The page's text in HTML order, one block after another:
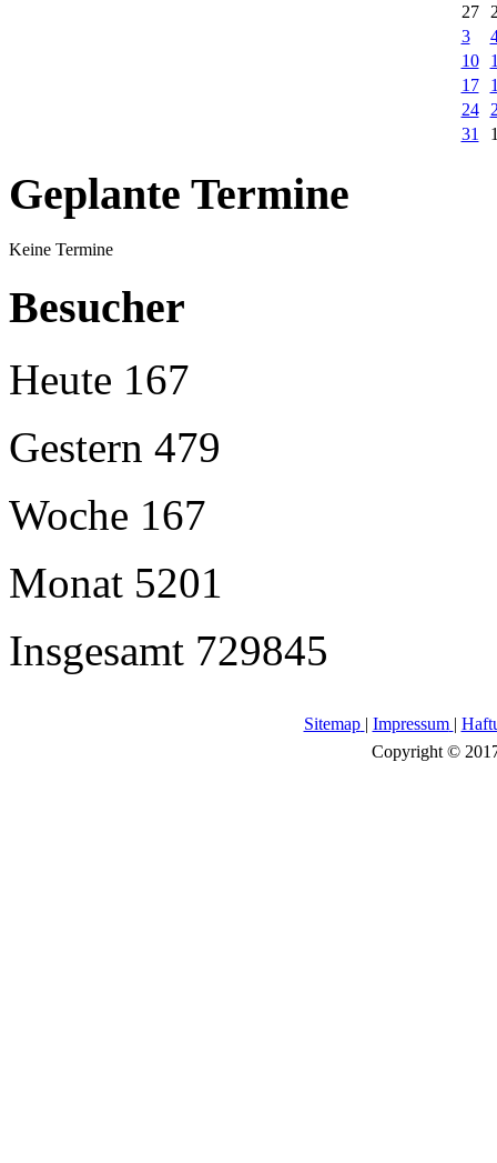
27
3
10
17
24
31
Geplante Termine
Keine Termine
Besucher
Heute 167
Gestern 479
Woche 167
Monat 5201
Insgesamt 729845
Sitemap | Impressum |
Copyright ©